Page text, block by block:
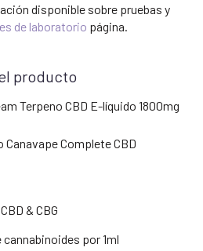
disponible sobre pruebas y
de laboratorio página.
producto
Terpeno CBD E-líquido 1800mg
Canavape Complete CBD
& CBG
cannabinoides por 1ml